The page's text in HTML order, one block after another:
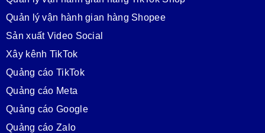
Quản lý vận hành gian hàng Shopee
Sản xuất Video Social
Xây kênh TikTok
Quảng cáo TikTok
Quảng cáo Meta
Quảng cáo Google
Quảng cáo Zalo